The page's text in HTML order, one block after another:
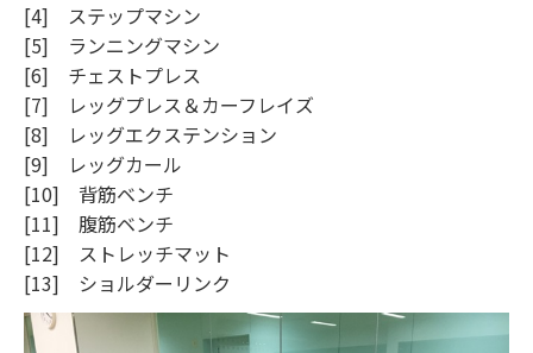
[4] ステップマシン
[5] ランニングマシン
[6] チェストプレス
[7] レッグプレス＆カーフレイズ
[8] レッグエクステンション
[9] レッグカール
[10] 背筋ベンチ
[11] 腹筋ベンチ
[12] ストレッチマット
[13] ショルダーリンク